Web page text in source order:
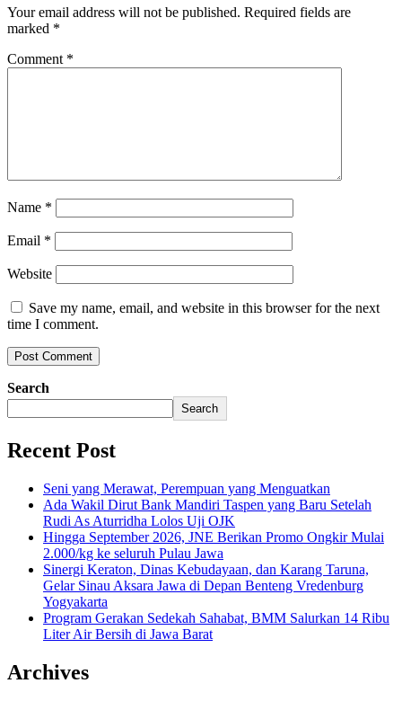
Your email address will not be published. Required fields are
marked *
Comment *
Name *
Email *
Website
Save my name, email, and website in this browser for the next
time I comment.
Search
Search
Recent Post
Seni yang Merawat, Perempuan yang Menguatkan
Ada Wakil Dirut Bank Mandiri Taspen yang Baru Setelah
Rudi As Aturridha Lolos Uji OJK
Hingga September 2026, JNE Berikan Promo Ongkir Mulai
2.000/kg ke seluruh Pulau Jawa
Sinergi Keraton, Dinas Kebudayaan, dan Karang Taruna,
Gelar Sinau Aksara Jawa di Depan Benteng Vredenburg
Yogyakarta
Program Gerakan Sedekah Sahabat, BMM Salurkan 14 Ribu
Liter Air Bersih di Jawa Barat
Archives